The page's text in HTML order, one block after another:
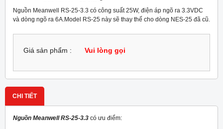
Nguồn Meanwell RS-25-3.3 có công suất 25W, điện áp ngõ ra 3.3VDC
và dòng ngõ ra 6A.Model RS-25 này sẽ thay thế cho dòng NES-25 đã cũ.
Giá sản phẩm : Vui lòng gọi
CHI TIẾT
Nguồn Meanwell RS-25-3.3 có ưu điểm: